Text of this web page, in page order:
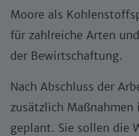
Moore als
für zahlreiche Arten
der Bewirtschaftung.
Nach Abschluss der
zusätzlich
geplant. Sie sollen die